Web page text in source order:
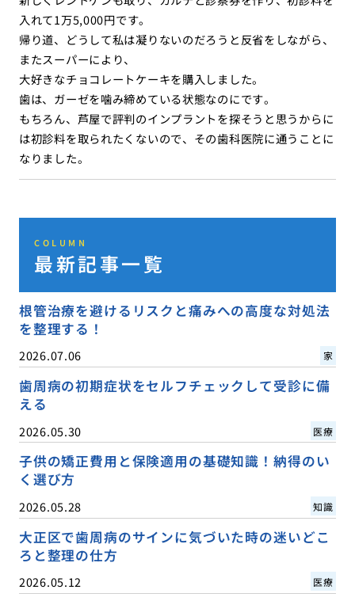
入れて1万5,000円です。
帰り道、どうして私は凝りないのだろうと反省をしながら、
またスーパーにより、
大好きなチョコレートケーキを購入しました。
歯は、ガーゼを噛み締めている状態なのにです。
もちろん、芦屋で評判のインプラントを探そうと思うからに
は初診料を取られたくないので、その歯科医院に通うことに
なりました。
COLUMN
最新記事一覧
根管治療を避けるリスクと痛みへの高度な対処法
を整理する！
2026.07.06 家
歯周病の初期症状をセルフチェックして受診に備
える
2026.05.30 医療
子供の矯正費用と保険適用の基礎知識！納得のい
く選び方
2026.05.28 知識
大正区で歯周病のサインに気づいた時の迷いどこ
ろと整理の仕方
2026.05.12 医療